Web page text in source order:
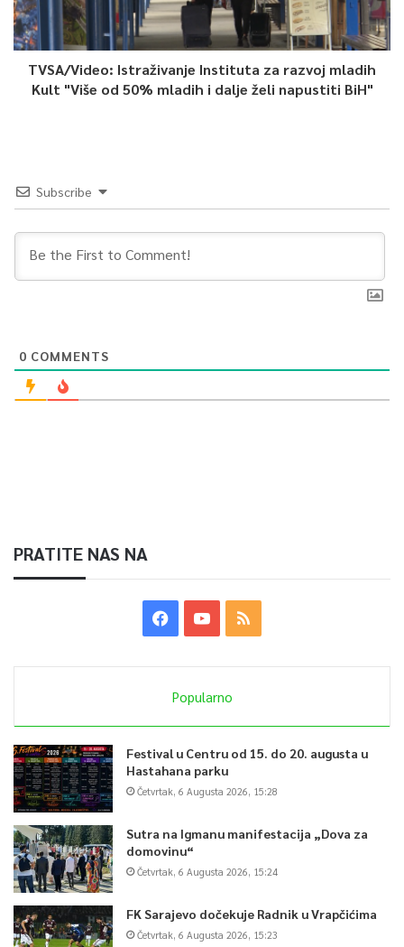
TVSA/Video: Istraživanje Instituta za razvoj mladih
Kult "Više od 50% mladih i dalje želi napustiti BiH"
Subscribe
0 COMMENTS
PRATITE NAS NA
Popularno
Festival u Centru od 15. do 20. augusta u
Hastahana parku
Četvrtak, 6 Augusta 2026, 15:28
Sutra na Igmanu manifestacija „Dova za
domovinu“
Četvrtak, 6 Augusta 2026, 15:24
FK Sarajevo dočekuje Radnik u Vrapčićima
Četvrtak, 6 Augusta 2026, 15:23